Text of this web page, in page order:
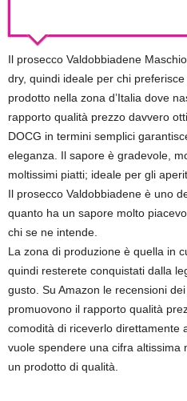
Il prosecco Valdobbiadene
dry, quindi ideale per chi
prodotto nella zona d’Italia dove
rapporto qualità prezzo davvero
DOCG in termini semplici
eleganza. Il sapore è gradevole,
moltissimi piatti; ideale per gli
Il prosecco Valdobbiadene è uno
quanto ha un sapore molto
chi se ne intende.
La zona di produzione è quella in
quindi resterete conquistati dalla
gusto. Su Amazon le recensioni
promuovono il rapporto qualità
comodità di riceverlo direttamente
vuole spendere una cifra altissima
un prodotto di qualità.